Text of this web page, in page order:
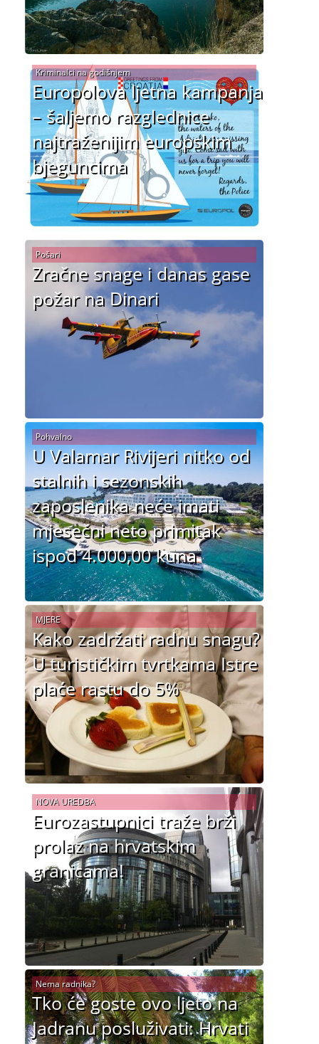
Europolova ljetna kampanja
– šaljemo razglednice
najtraženijim europskim
bjeguncima
Kriminalci na godišnjem
Zračne snage i danas gase
požar na Dinari
Pošari
U Valamar Rivijeri nitko od
stalnih i sezonskih
zaposlenika neće imati
mjesečni neto primitak
ispod 4.000,00 kuna
Pohvalno
Kako zadržati radnu snagu?
U turističkim tvrtkama Istre
plaće rastu do 5%
MJERE
Eurozastupnici traže brži
prolaz na hrvatskim
granicama!
NOVA UREDBA
Tko će goste ovo ljeto na
Jadranu posluživati: Hrvati
Nema radnika?